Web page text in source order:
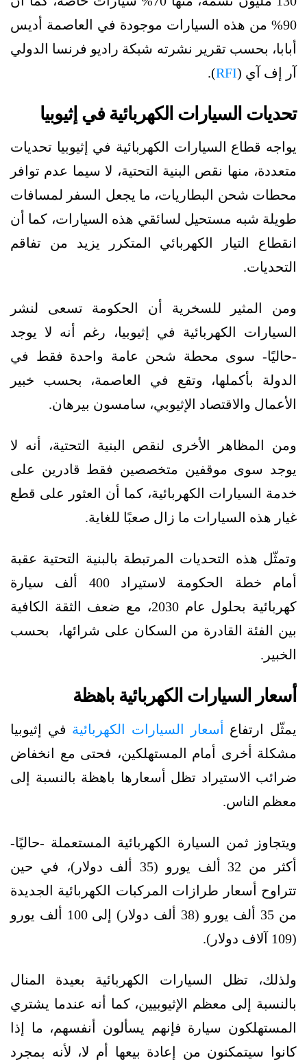
90% من هذه السيارات موجودة في العاصمة أديس
أبابا، بحسب تقرير نشرته شبكة راديو فرنسا الدولي
آر إف آي (RFI
).
تحديات السيارات الكهربائية في إثيوبيا
يواجه قطاع السيارات الكهربائية في إثيوبيا تحديات
متعددة، منها نقص البنية التحتية، لا سيما عدم توافر
محطات شحن البطاريات، ما يجعل السفر لمسافات
طويلة شبه مستحيل لسائقي هذه السيارات، كما أن
انقطاع التيار الكهربائي المتكرر يزيد من تفاقم
التحديات.
ومن المثير للسخرية أن الحكومة تسعى لنشر
السيارات الكهربائية في إثيوبيا، رغم أنه لا يوجد
-حاليًا- سوى محطة شحن عامة واحدة فقط في
الدولة بأكملها، وتقع في العاصمة، بحسب خبير
الأعمال والاقتصاد الإثيوبي، سامسون بيرهان.
ومن المظاهر الأخرى لنقص البنية التحتية، أنه لا
يوجد سوى موقفين متخصصين فقط قادرين على
خدمة السيارات الكهربائية، كما أن العثور على قطع
غيار هذه السيارات ما زال صعبًا للغاية.
وتمثّل هذه التحديات المرتبطة بالبنية التحتية عقبة
أمام خطة الحكومة لاستيراد 400 ألف سيارة
كهربائية بحلول عام 2030، مع ضعف الثقة الكافية
بين الفئة القادرة من السكان على شرائها، بحسب
الخبير.
أسعار السيارات الكهربائية باهظة
يمثّل ارتفاع أسعار السيارات الكهربائية في إثيوبيا
مشكلة أخرى أمام المستهلكين، فحتى مع انخفاض
ضرائب الاستيراد تظل أسعارها باهظة بالنسبة إلى
معظم الناس.
ويتجاوز ثمن السيارة الكهربائية المستعملة -حاليًا-
أكثر من 32 ألف يورو (35 ألف دولار)، في حين
تتراوح أسعار طرازات المركبات الكهربائية الجديدة
من 35 ألف يورو (38 ألف دولار) إلى 100 ألف يورو
(109 آلاف دولار).
ولذلك، تظل السيارات الكهربائية بعيدة المنال
بالنسبة إلى معظم الإثيوبيين، كما أنه عندما يشتري
المستهلكون سيارة فإنهم يسألون أنفسهم، ما إذا
كانوا سيتمكنون من إعادة بيعها أم لا، لأنه بمجرد